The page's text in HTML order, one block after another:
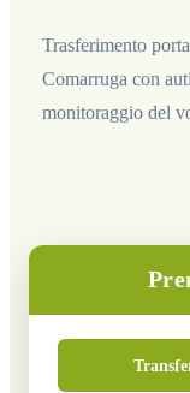
Trasferimento
Comarruga con
monitoraggio del